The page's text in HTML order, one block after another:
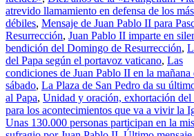
atrevido llamamiento en defensa de los más
débiles, Mensaje de Juan Pablo II para
Resurrección, Juan Pablo II imparte en
bendición del Domingo de Resurrección,
del Papa según el portavoz vaticano, Las
condiciones de Juan Pablo II en la mañana
sábado, La Plaza de San Pedro da su
al Papa, Unidad y oración, exhortación del
para los acontecimientos que va a vivir la
Unas 130.000 personas participan en la